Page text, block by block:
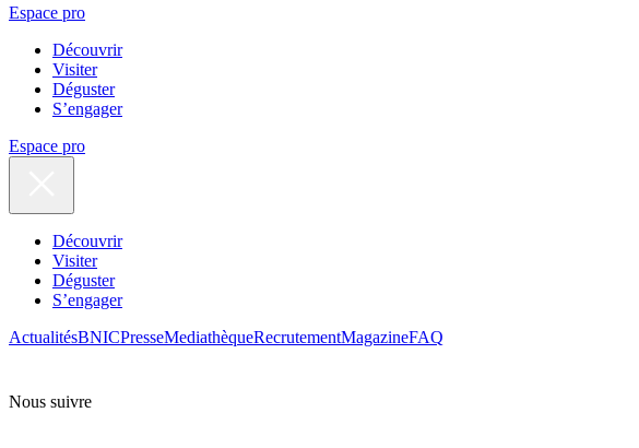
Espace pro
Découvrir
Visiter
Déguster
S’engager
Espace pro
Découvrir
Visiter
Déguster
S’engager
ActualitésBNICPresseMediathèqueRecrutementMagazineFAQ
Nous suivre